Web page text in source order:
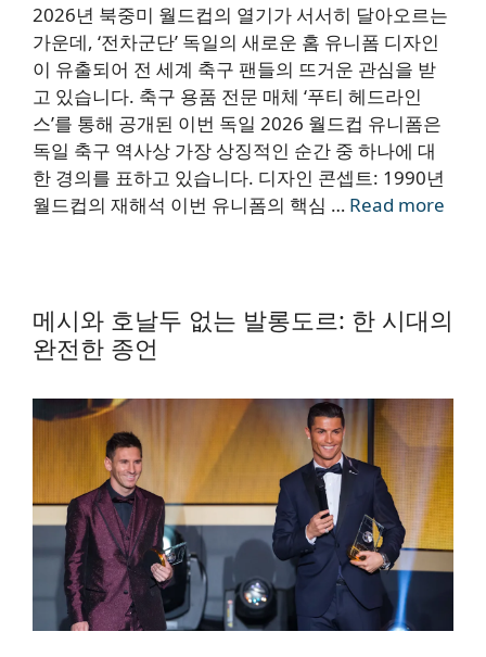
2026년 북중미 월드컵의 열기가 서서히 달아오르는
가운데, ‘전차군단’ 독일의 새로운 홈 유니폼 디자인
이 유출되어 전 세계 축구 팬들의 뜨거운 관심을 받
고 있습니다. 축구 용품 전문 매체 ‘푸티 헤드라인
스’를 통해 공개된 이번 독일 2026 월드컵 유니폼은
독일 축구 역사상 가장 상징적인 순간 중 하나에 대
한 경의를 표하고 있습니다. 디자인 콘셉트: 1990년
월드컵의 재해석 이번 유니폼의 핵심 … Read more
메시와 호날두 없는 발롱도르: 한 시대의
완전한 종언